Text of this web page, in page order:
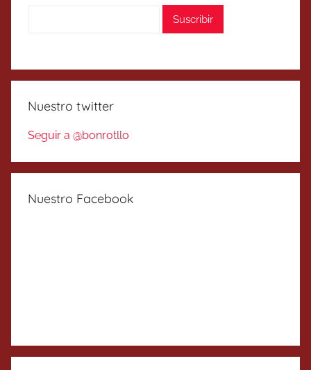
Nuestro twitter
Seguir a @bonrotllo
Nuestro Facebook